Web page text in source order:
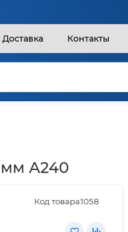
Доставка Контакты
мм А240
Код товара:1058